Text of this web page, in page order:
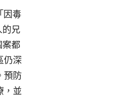
因毒
的兄
案都
仍深
預防
，並